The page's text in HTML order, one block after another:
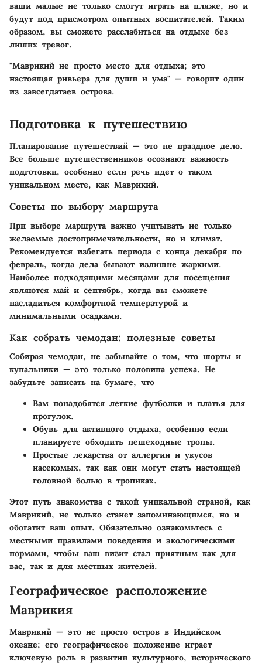
ваши малые не только смогут играть на пляже, но и
будут под присмотром опытных воспитателей. Таким
образом, вы сможете расслабиться на отдыхе без
лиших тревог.
"Маврикий не просто место для отдыха; это
настоящая ривьера для души и ума" — говорит один
из завсегдатаев острова.
Подготовка к путешествию
Планирование путешествий — это не праздное дело.
Все больше путешественников осознают важность
подготовки, особенно если речь идет о таком
уникальном месте, как Маврикий.
Советы по выбору маршрута
При выборе маршрута важно учитывать не только
желаемые достопримечательности, но и климат.
Рекомендуется избегать периода с конца декабря по
февраль, когда дела бывают излишне жаркими.
Наиболее подходящими месяцами для посещения
являются май и сентябрь, когда вы сможете
насладиться комфортной температурой и
минимальными осадками.
Как собрать чемодан: полезные советы
Собирая чемодан, не забывайте о том, что шорты и
купальники — это только половина успеха. Не
забудьте записать на бумаге, что
Вам понадобятся легкие футболки и платья для
прогулок.
Обувь для активного отдыха, особенно если
планируете обходить пешеходные тропы.
Простые лекарства от аллергии и укусов
насекомых, так как они могут стать настоящей
головной болью в тропиках.
Этот путь знакомства с такой уникальной страной, как
Маврикий, не только станет запоминающимся, но и
обогатит ваш опыт. Обязательно ознакомьтесь с
местными правилами поведения и экологическими
нормами, чтобы ваш визит стал приятным как для
вас, так и для местных жителей.
Географическое расположение
Маврикия
Маврикий — это не просто остров в Индийском
океане; его географическое положение играет
ключевую роль в развитии культурного, исторического